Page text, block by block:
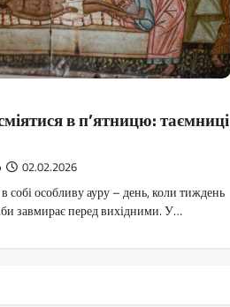
в п’ятницю: таємниці
02.02.2026
собі особливу ауру – день, коли тиждень
завмирає перед вихідними. У…